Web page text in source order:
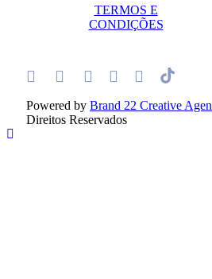
TERMOS E
CONDIÇÕES
Powered by Brand 22 Creative
Direitos Reservados